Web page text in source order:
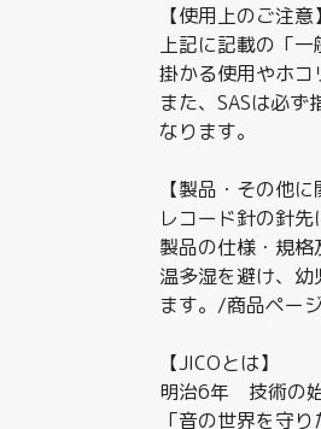
【使用上のご注意】
上記に記載の「
掛かる使用やホコ
また、SASは必
なります。
【製品・その他に
レコード針の針
製品の仕様・規
温多湿を避け、
ます。/商品ペー
【JICOとは】
明治6年 技術の
「音の世界を守